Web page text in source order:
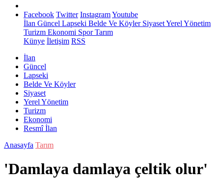
Facebook Twitter InstagramYoutube
İlan Güncel Lapseki Belde Ve KöylerSiyasetYerel Yönetim
Turizm Ekonomi SporTarım
Künye İletişim RSS
İlan
Güncel
Lapseki
Belde Ve Köyler
Siyaset
Yerel Yönetim
Turizm
Ekonomi
Resmî İlan
Anasayfa Tarım
'Damlaya damlaya çeltik olur'